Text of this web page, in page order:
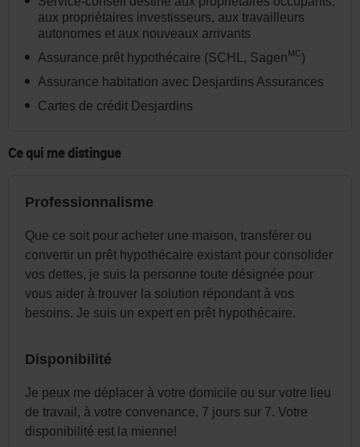
aux propriétaires investisseurs, aux travailleurs
autonomes et aux nouveaux arrivants
Assurance prêt hypothécaire (SCHL, SagenMC)
Assurance habitation avec Desjardins Assurances
Cartes de crédit Desjardins
Ce qui me distingue
Professionnalisme
Que ce soit pour acheter une maison, transférer ou
convertir un prêt hypothécaire existant pour consolider
vos dettes, je suis la personne toute désignée pour
vous aider à trouver la solution répondant à vos
besoins. Je suis un expert en prêt hypothécaire.
Disponibilité
Je peux me déplacer à votre domicile ou sur votre lieu
de travail, à votre convenance, 7 jours sur 7. Votre
disponibilité est la mienne!
dans
l'en-
tête
ou
au
besoin.